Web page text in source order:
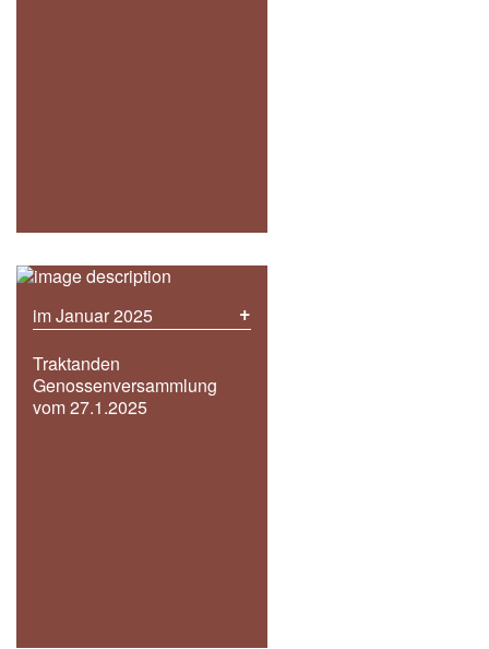
im Januar 2025 +
Traktanden
Genossenversammlung
vom 27.1.2025